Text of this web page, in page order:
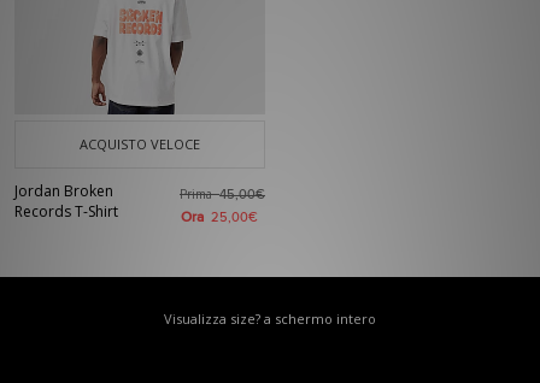
ACQUISTO VELOCE
Jordan Broken
Records T-Shirt
Prima45,00€
Ora 25,00€
Visualizza size? a schermo intero